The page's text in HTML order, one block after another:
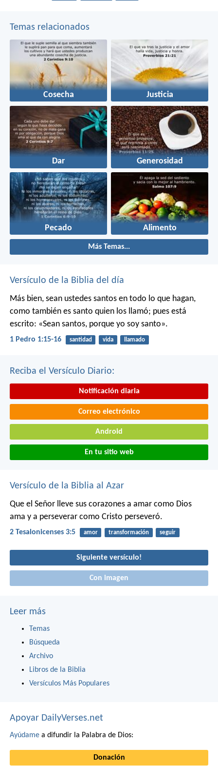
Temas relacionados
Cosecha Justicia
Dar Generosidad
Pecado Alimento
Más Temas...
Versículo de la Biblia del día
Más bien, sean ustedes santos en todo lo que hagan,
como también es santo quien los llamó; pues está
escrito: «Sean santos, porque yo soy santo».
1 Pedro 1:15-16 santidad vida llamado
Reciba el Versículo Diario:
Notificación diaria
Correo electrónico
Android
En tu sitio web
Versículo de la Biblia al Azar
Que el Señor lleve sus corazones a amar como Dios
ama y a perseverar como Cristo perseveró.
2 Tesalonicenses 3:5 amor transformación seguir
Siguiente versículo!
Con imagen
Leer más
Temas
Búsqueda
Archivo
Libros de la Biblia
Versículos Más Populares
Apoyar DailyVerses.net
Ayúdame a difundir la Palabra de Dios:
Donación